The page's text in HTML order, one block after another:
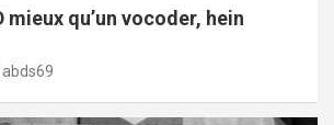
mieux qu’un vocoder, hein
abds69